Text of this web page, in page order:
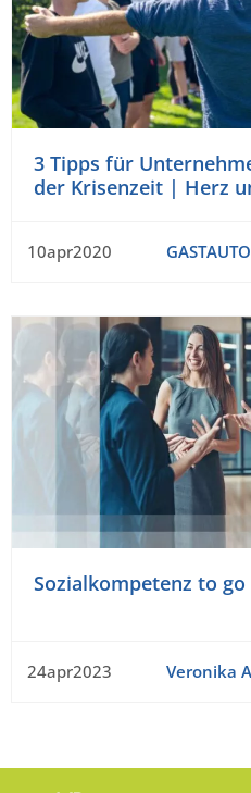
3 Tipps für
der Krisenzeit | Herz
10apr2020
Sozialkompetenz to
24apr2023 Veronika